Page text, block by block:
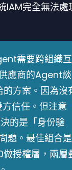
IAM完全無法處
需要跨組織互
應商的Agent談
的方案。因為沒
信任。但注意
的是「身份驗
題。最佳組合是
授權層，兩層